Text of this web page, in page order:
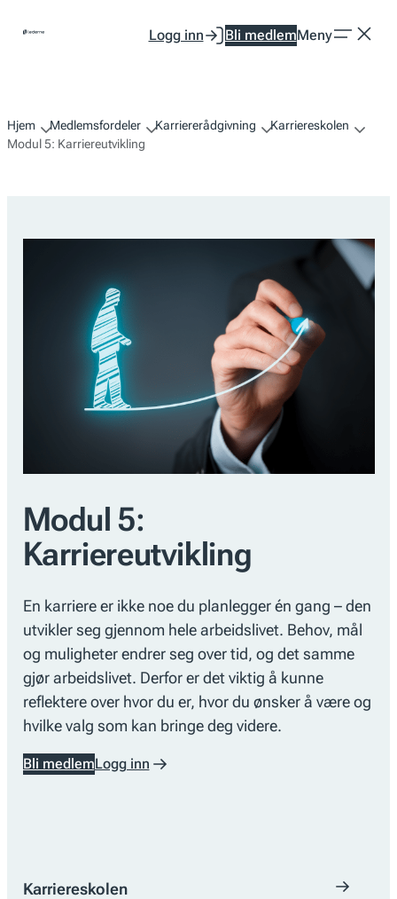
Logg inn Bli medlemMeny
Hjem Medlemsfordeler Karriererådgivning
Karriereskolen
Modul 5: Karriereutvikling
Modul 5:
Karriereutvikling
En karriere er ikke noe du planlegger én gang – den
utvikler seg gjennom hele arbeidslivet. Behov, mål
og muligheter endrer seg over tid, og det samme
gjør arbeidslivet. Derfor er det viktig å kunne
reflektere over hvor du er, hvor du ønsker å være og
hvilke valg som kan bringe deg videre.
Bli medlemLogg inn
Karriereskolen